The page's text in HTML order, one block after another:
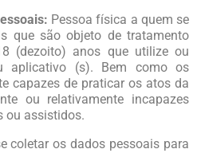
Pessoa física a quem se
que são objeto de tratamento
(dezoito) anos que utilize ou
(s). Bem como os
capazes de praticar os atos da
ou relativamente incapazes
ou assistidos.
coletar os dados pessoais para